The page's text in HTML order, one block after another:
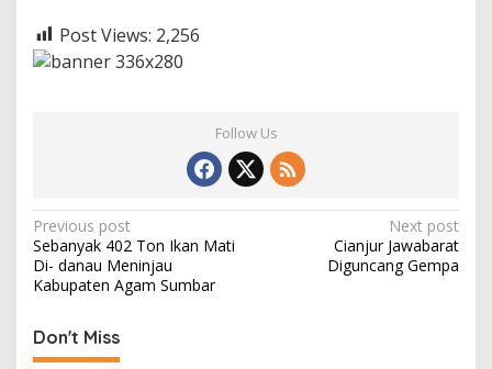
Post Views: 2,256
Follow Us
P
o
s
t
n
Previous post
Sebanyak 402 Ton Ikan Mati
Di- danau Meninjau
Kabupaten Agam Sumbar
Next post
Cianjur Jawabarat
Diguncang Gempa
Don't Miss